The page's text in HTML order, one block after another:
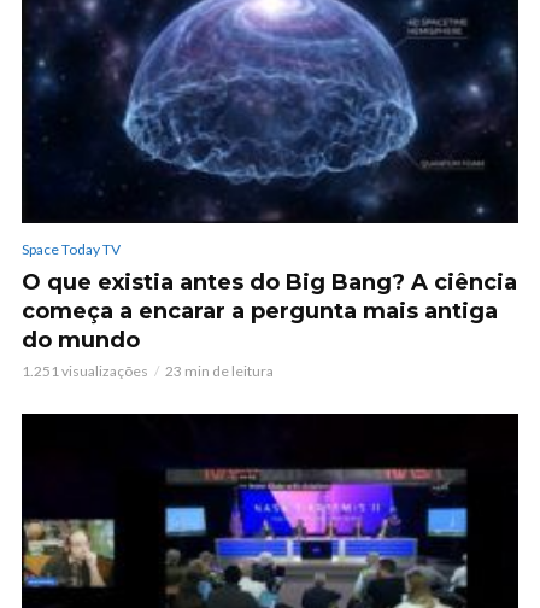
Space Today TV
O que existia antes do Big Bang? A ciência
começa a encarar a pergunta mais antiga
do mundo
1.251 visualizações 23 min de leitura